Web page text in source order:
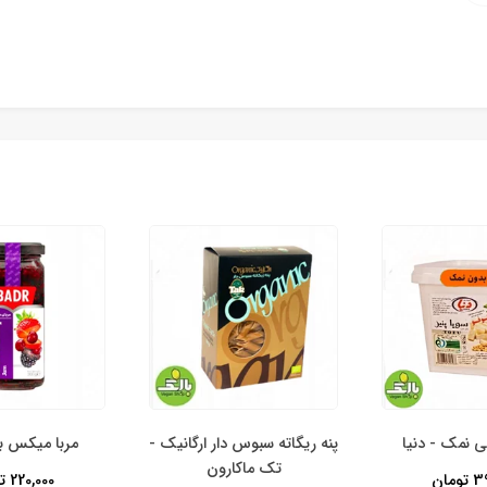
نمک - دنیا
پنه ریگاته سبوس دار ارگانیک -
تک ماکارون
مربا میکس
220,000 تومان